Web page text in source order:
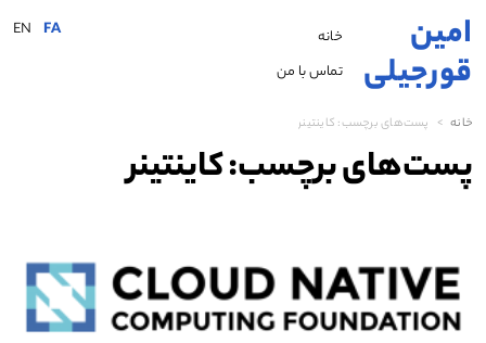
امین
قورجیلی
خانه
تماس با من
EN FA
خانه پست‌های برچسب: کاینتینر
پست‌های برچسب:کاینتینر